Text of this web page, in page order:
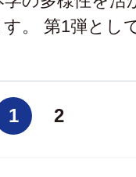
。 第1弾とし
1 2